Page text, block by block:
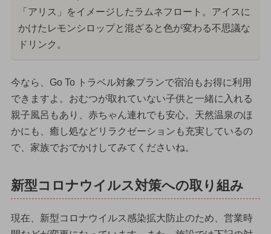
「アリス」をイメージしたラムネフロート。アイスに
かけたレモンシロップと混ざると色が変わる不思議な
ドリンク。
今なら、Go To トラベル対象プランで宿泊もお得に利用
できますよ。おむつが取れていない子供と一緒に入れる
親子風呂もあり、赤ちゃん連れでも安心。天然温泉のほ
かにも、癒し処などリラクゼーションも充実しているの
で、家族でおでかけしてみてくださいね。
新型コロナウイルス対策への取り組み
現在、新型コロナウイルス感染拡大防止のため、営業時